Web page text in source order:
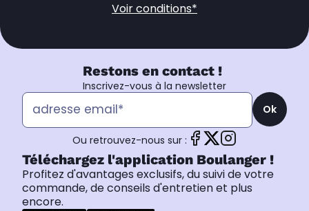
Voir conditions*
Restons en contact !
Inscrivez-vous à la newsletter
Ok
Ou retrouvez-nous sur :
Téléchargez l'application Boulanger !
Profitez d'avantages exclusifs, du suivi de votre
commande, de conseils d'entretien et plus
encore.